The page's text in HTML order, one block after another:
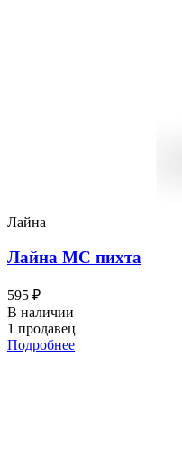
Лайна
Лайна МС пихта
595 ₽
В наличии
1 продавец
Подробнее